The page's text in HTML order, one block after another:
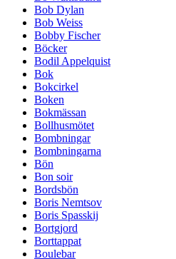
Bob Dylan
Bob Weiss
Bobby Fischer
Böcker
Bodil Appelquist
Bok
Bokcirkel
Boken
Bokmässan
Bollhusmötet
Bombningar
Bombningarna
Bön
Bon soir
Bordsbön
Boris Nemtsov
Boris Spasskij
Bortgjord
Borttappat
Boulebar